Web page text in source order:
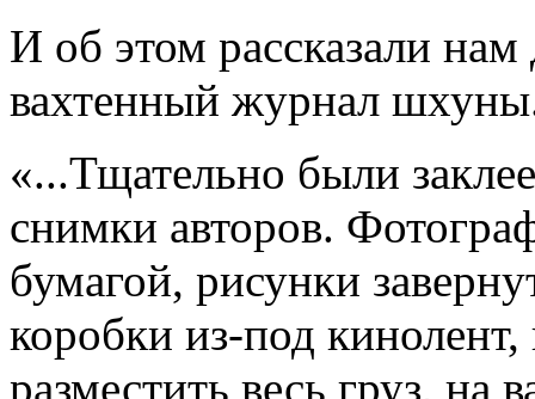
И об этом рассказали
вахтенный журнал
«...Тщательно были
снимки авторов.
бумагой, рисунки
коробки из-под
разместить весь груз, на